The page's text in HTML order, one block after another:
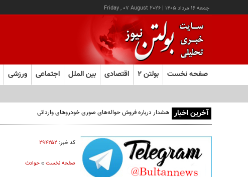
جمعه ۱۶ مرداد ۱۴۰۵ |
Friday , 07 August 2026
صفحه نخست بولتن ۲ اقتصادی بین الملل اجتماعی ورزشی
آخرین اخبار هشدار درباره فروش حواله‌های صوری خودروهای وارداتی
کد خبر: ۲۹۴۲۵۲
صفحه نخست»حوادث